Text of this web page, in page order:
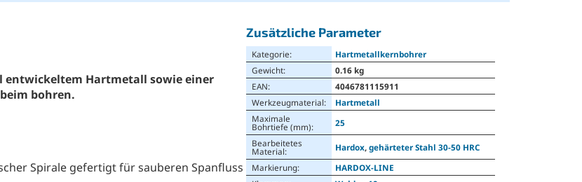
entwickeltem Hartmetall sowie einer
bohren.
Spirale gefertigt für sauberen Spanfluss
Zusätzliche Parameter
Kategorie:
Hartmetallkernbohrer
Gewicht:
0.16 kg
EAN:
4046781115911
Werkzeugmaterial:
Hartmetall
Maximale
Bohrtiefe (mm):
25
Bearbeitetes
Material: Hardox,gehärteter Stahl 30-50 HRC
Markierung:
HARDOX-LINE